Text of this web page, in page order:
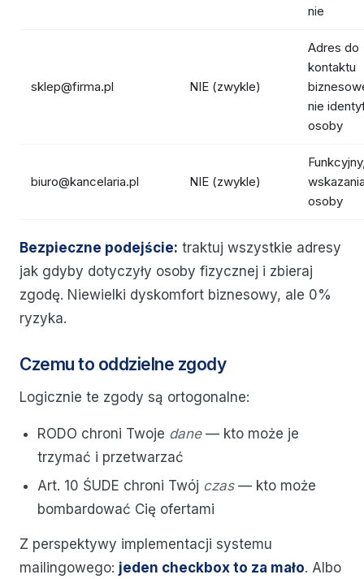
nie
sklep@firma.pl NIE (zwykle)
Adres do
kontaktu
nie
osoby
biuro@kancelaria.pl NIE (zwykle)
osoby
Bezpieczne podejście: traktuj wszystkie adresy
jak gdyby dotyczyły osoby fizycznej i zbieraj
zgodę. Niewielki dyskomfort biznesowy, ale 0%
ryzyka.
Czemu to oddzielne zgody
Logicznie te zgody są ortogonalne:
RODO chroni Twoje dane— kto może je
trzymać i przetwarzać
Art. 10 ŚUDE chroni Twój czas— kto może
bombardować Cię ofertami
Z perspektywy implementacji systemu
mailingowego: jeden checkbox to za mało. Albo